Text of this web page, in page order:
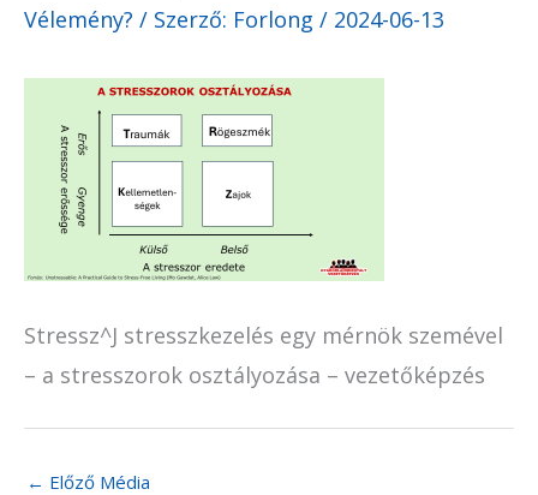
Vélemény? / Szerző: Forlong / 2024-06-13
Stressz^J stresszkezelés egy mérnök szemével
– a stresszorok osztályozása – vezetőképzés
← Előző Média